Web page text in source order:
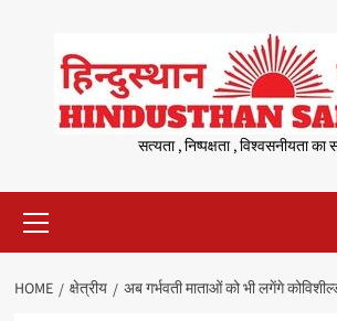
content
सत्यता , निष्पक्षता , विश्वसनीयता का
Menu
HOME क्षेत्रीय अब गर्भवती माताओं को भी लगेंगे